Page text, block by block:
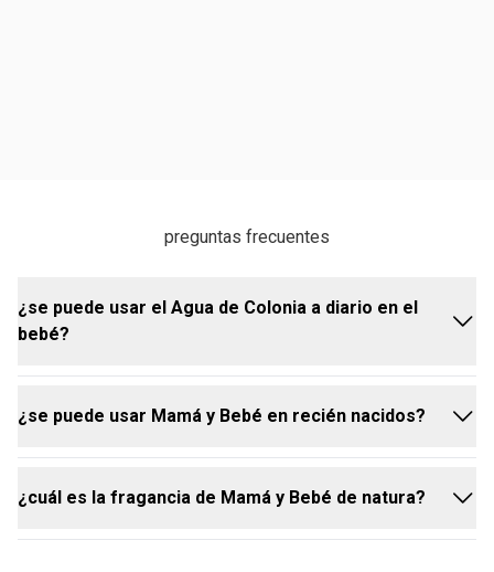
preguntas frecuentes
¿se puede usar el Agua de Colonia a diario en el
bebé?
sí, la colonia es suave y segura para el uso diario,
¿se puede usar Mamá y Bebé en recién nacidos?
se recomienda esperar algunos días después del
¿cuál es la fragancia de Mamá y Bebé de natura?